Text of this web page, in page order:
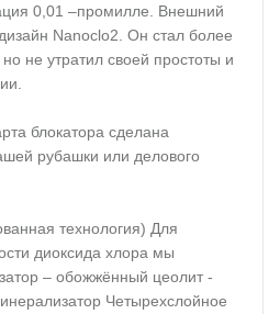
0,01 –промилле. Внешний
Nanoclo2. Он стал более
не утратил своей простоты и
блокатора сделана
рубашки или делового
технология) Для
диоксида хлора мы
– обожжённый цеолит -
Четырехслойное